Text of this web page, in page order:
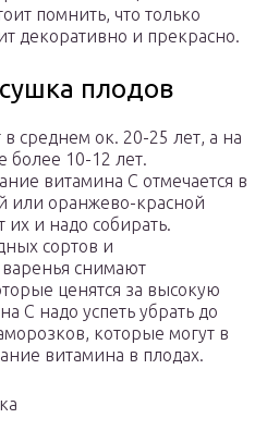
помнить, что только
декоративно и прекрасно.
плодов
среднем ок. 20-25 лет, а на
более 10-12 лет.
витамина С отмечается в
или оранжево-красной
их и надо собирать.
сортов и
снимают
ценятся за высокую
С надо успеть убрать до
которые могут в
витамина в плодах.